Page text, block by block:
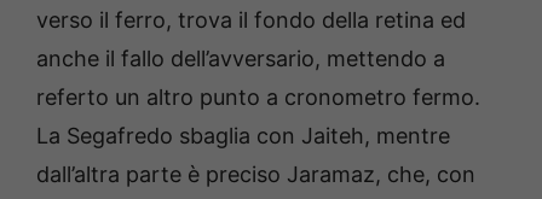
verso il ferro, trova il fondo della retina ed
anche il fallo dell’avversario, mettendo a
referto un altro punto a cronometro fermo.
La Segafredo sbaglia con Jaiteh, mentre
dall’altra parte è preciso Jaramaz, che, con